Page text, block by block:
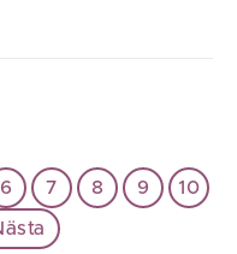
6 7 8 9 10